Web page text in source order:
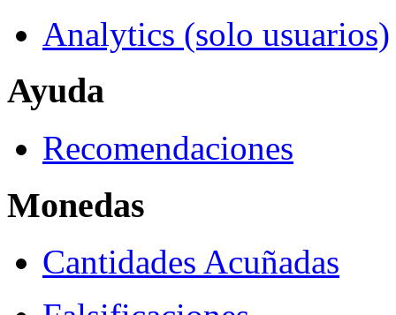
Analytics (solo usuarios)
Ayuda
Recomendaciones
Monedas
Cantidades Acuñadas